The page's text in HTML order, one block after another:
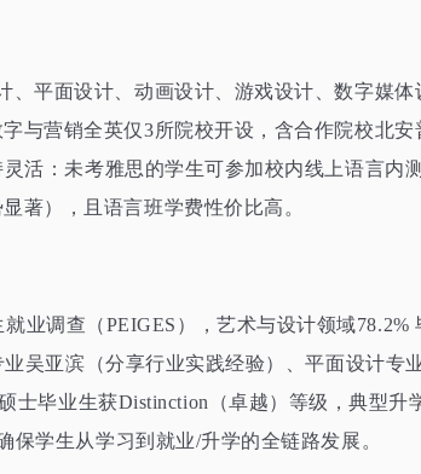
、平面设计、动画设计、游戏设计、数字媒
与营销全英仅3所院校开设，含合作院校北
灵活：未考雅思的学生可参加校内线上语言内
著），且语言班学费性价比高。
业调查（PEIGES），艺术与设计领域78.2%
吴亚滨（分享行业实践经验）、平面设计专
士毕业生获Distinction （卓越）等级，典型
保学生从学习到就业/升学的全链路发展。